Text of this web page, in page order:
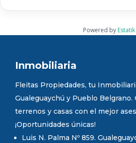
Powered by Estatik
Inmobiliaria
Fleitas Propiedades, tu
Gualeguaychú y Pueblo Belgrano.
terrenos y casas con el mejor
¡Oportunidades únicas!
Luis N. Palma Nº 859.